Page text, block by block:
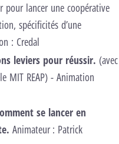
pour lancer une coopérative
spécificités d’une
: Credal
leviers pour réussir. (avec
MIT REAP) - Animation
se lancer en
. Animateur : Patrick